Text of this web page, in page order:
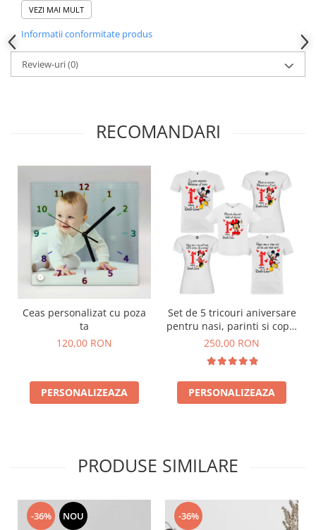
imprimanta UV de ultima generatie direct pe lemn
VEZI MAI MULT
Informatii conformitate produs
Review-uri(0)
RECOMANDARI
Ceas personalizat cu poza
ta
120,00 RON
PERSONALIZEAZA
Set de 5 tricouri aniversare
pentru nasi, parinti si copil,
personalizate cu nume,
minunata iubita si alintata"
model cu Minnie Mouse
250,00 RON
PERSONALIZEAZA
PRODUSE SIMILARE
-36% NOU -36%